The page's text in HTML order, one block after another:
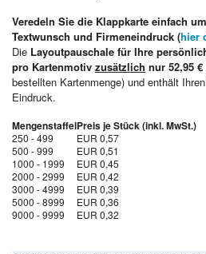
Veredeln Sie die Klappkarte einfach
Textwunsch und Firmeneindruck (hier
Die Layoutpauschale für Ihre
pro Kartenmotiv zusätzlich nur 52,95 €
bestellten Kartenmenge) und enthält
Eindruck.
MengenstaffelPreis je Stück (inkl. MwSt.)
250 - 499
EUR 0,57
500 - 999
EUR 0,51
1000 - 1999
EUR 0,45
2000 - 2999
EUR 0,42
3000 - 4999
EUR 0,39
5000 - 8999
EUR 0,36
9000 - 9999
EUR 0,32